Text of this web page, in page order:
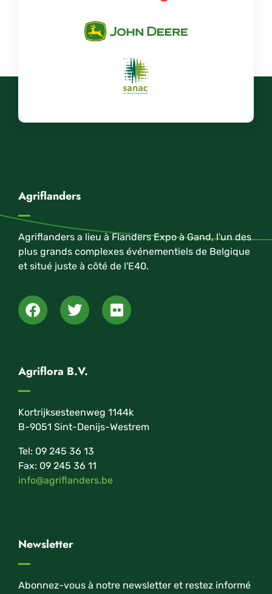
Agriflanders
Agriflanders a lieu à Flanders Expo à Gand, l'un des
plus grands complexes événementiels de Belgique
et situé juste à côté de l'E40.
Agriflora B.V.
Kortrijksesteenweg 1144k
B-9051 Sint-Denijs-Westrem
Tel: 09 245 36 13
Fax: 09 245 36 11
info@agriflanders.be
Newsletter
Abonnez-vous à notre newsletter et restez informé